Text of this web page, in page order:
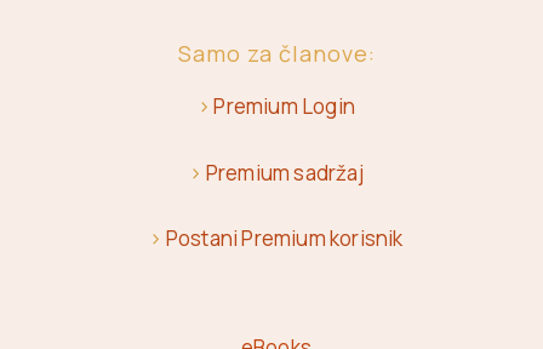
Samo za članove:
>Premium Login
> Premium sadržaj
> Postani Premium korisnik